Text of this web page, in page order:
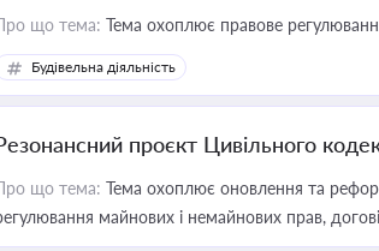
що тема: Тема охоплює правове
Будівельна діяльність
проєкт Цивільного
що тема: Тема охоплює оновлення та
майнових і немайнових прав,